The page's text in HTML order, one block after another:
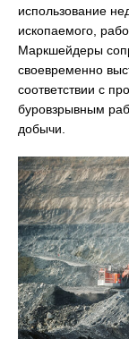
использование
ископаемого,
Маркшейдеры
своевременно
соответствии с
буровзрывным
добычи.